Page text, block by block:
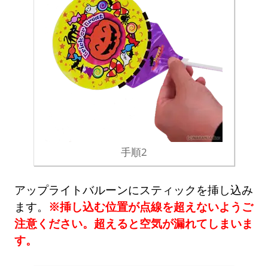
手順2
アップライトバルーンにスティックを挿し込み
ます。 ※挿し込む位置が点線を超えないようご
注意ください。超えると空気が漏れてしまいま
す。